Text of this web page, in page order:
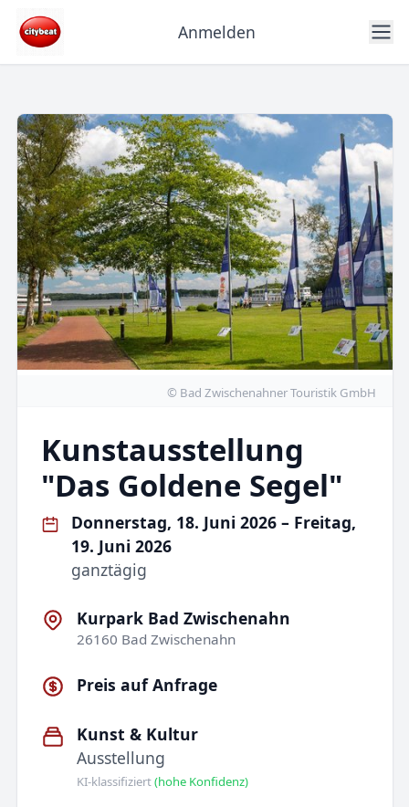
Anmelden
© Bad Zwischenahner Touristik GmbH
Kunstausstellung
"Das Goldene Segel"
Donnerstag, 18. Juni 2026 – Freitag,
19. Juni 2026
ganztägig
Kurpark Bad Zwischenahn
26160 Bad Zwischenahn
Preis auf Anfrage
Kunst & Kultur
Ausstellung
KI-klassifiziert(hohe Konfidenz)